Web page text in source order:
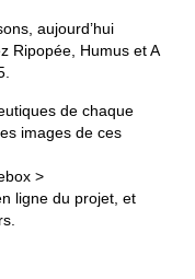
aujourd’hui
Ripopée, Humus et A
de chaque
images de ces
>
ligne du projet, et